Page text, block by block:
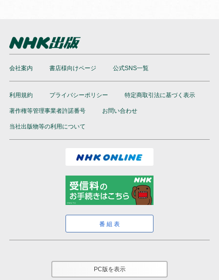
会社案内 書店様向けページ 公式SNS一覧
利用規約 プライバシーポリシー 特定商取引法に基づく表示
著作権等管理事業者許諾番号 お問い合わせ
当社出版物等の利用について
番組表
PC版を表示